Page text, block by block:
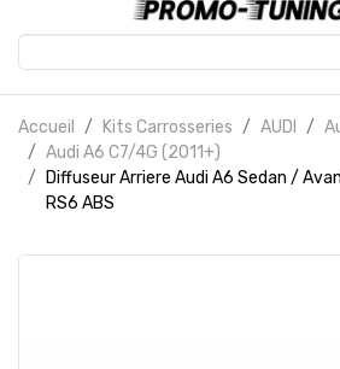
Accueil Kits Carrosseries AUDI
Audi A6 C7/4G (2011+)
Diffuseur Arriere Audi A6 Sedan /
RS6 ABS